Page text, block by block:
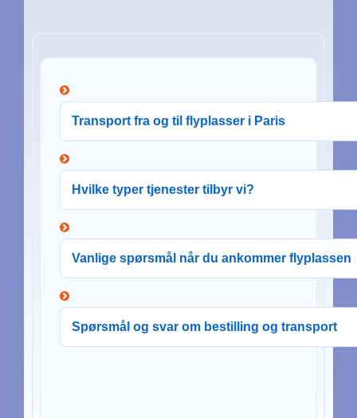
Transport fra og til flyplasser i Paris
Hvilke typer tjenester tilbyr vi?
Vanlige spørsmål når du ankommer flyplassen
Spørsmål og svar om bestilling og transport